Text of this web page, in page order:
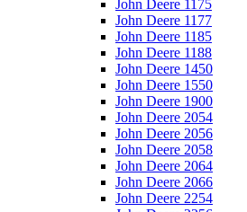
John Deere 1175
John Deere 1177
John Deere 1185
John Deere 1188
John Deere 1450
John Deere 1550
John Deere 1900
John Deere 2054
John Deere 2056
John Deere 2058
John Deere 2064
John Deere 2066
John Deere 2254